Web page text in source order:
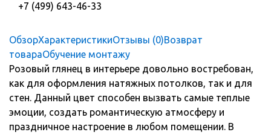
+7 (499) 643-46-33
ОбзорХарактеристикиОтзывы (0)Возврат
товараОбучение монтажу
Розовый глянец в интерьере довольно востребован,
как для оформления натяжных потолков, так и для
стен. Данный цвет способен вызвать самые теплые
эмоции, создать романтическую атмосферу и
праздничное настроение в любом помещении. В